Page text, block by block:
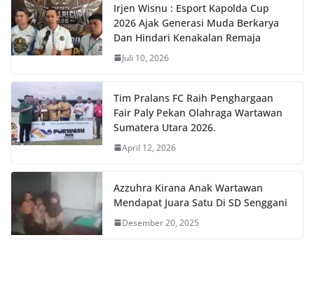
Irjen Wisnu : Esport Kapolda Cup
2026 Ajak Generasi Muda Berkarya
Dan Hindari Kenakalan Remaja
Juli 10, 2026
Tim Pralans FC Raih Penghargaan
Fair Paly Pekan Olahraga Wartawan
Sumatera Utara 2026.
April 12, 2026
Azzuhra Kirana Anak Wartawan
Mendapat Juara Satu Di SD Senggani
Desember 20, 2025